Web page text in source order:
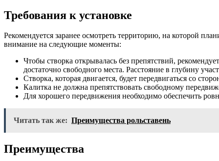
Требования к установке
Рекомендуется заранее осмотреть территорию, на которой
внимание на следующие моменты:
Чтобы створка открывалась без препятствий,
достаточно свободного места. Расстояние в глубину
Створка, которая двигается, будет передвигаться со
Калитка не должна препятствовать свободному
Для хорошего передвижения необходимо обеспечить
Читать так же: Преимущества рольставень
Преимущества